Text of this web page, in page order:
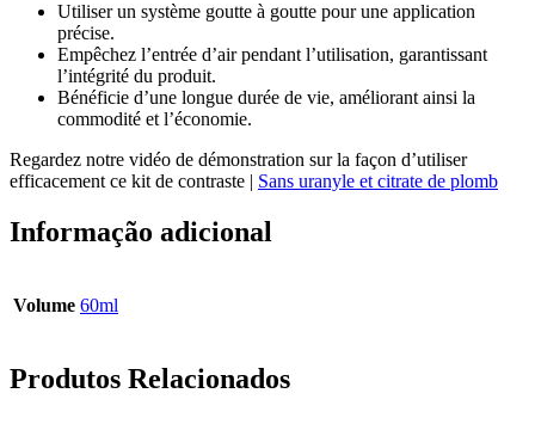
Utiliser un système goutte à goutte pour une application
précise.
Empêchez l’entrée d’air pendant l’utilisation, garantissant
l’intégrité du produit.
Bénéficie d’une longue durée de vie, améliorant ainsi la
commodité et l’économie.
Regardez notre vidéo de démonstration sur la façon d’utiliser
efficacement ce kit de contraste | Sans uranyle et citrate de plomb
Informação adicional
Volume 60ml
Produtos Relacionados